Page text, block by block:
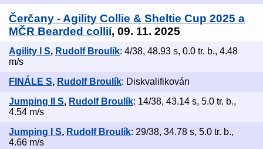
Čerčany - Agility Collie & Sheltie Cup 2025 a
MČR Bearded collií, 09. 11. 2025
Agility I S, Rudolf Broulík: 4/38, 48.93 s, 0.0 tr. b., 4.48
m/s
FINÁLE S, Rudolf Broulík: Diskvalifikován
Jumping II S, Rudolf Broulík: 14/38, 43.14 s, 5.0 tr. b.,
4.54 m/s
Jumping I S, Rudolf Broulík: 29/38, 34.78 s, 5.0 tr. b.,
4.66 m/s